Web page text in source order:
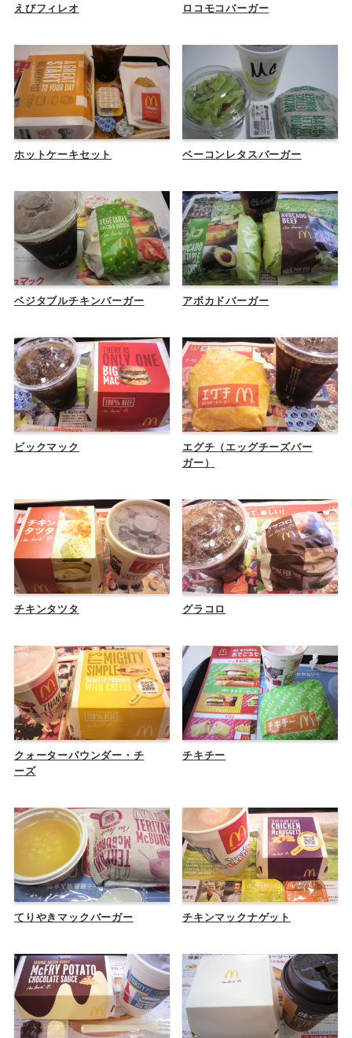
えびフィレオ ロコモコバーガー
ホットケーキセット ベーコンレタスバーガー
ベジタブルチキンバーガー アボカドバーガー
ビックマック
エグチ（エッグチーズバー
ガー）
チキンタツタ グラコロ
クォーターパウンダー・チ
ーズ
チキチー
てりやきマックバーガー チキンマックナゲット